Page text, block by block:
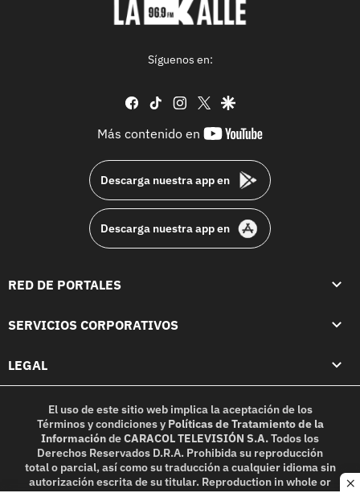
Síguenos en:
facebook
tiktok instagram
twittergoogle
Más contenido en
youtube-
Descarga nuestra app en
Descarga nuestra app en
RED DE PORTALES
SERVICIOS CORPORATIVOS
LEGAL
El uso de este sitio web implica la aceptación de los
Términos y condicionesy Políticas de Tratamiento de la
InformacióndeCARACOL TELEVISIÓN S.A.Todos los
Derechos Reservados D.R.A. Prohibida su reproducción
total o parcial, así como su traducción a cualquier idioma sin
autorización escrita de su titular. Reproduction in whole or